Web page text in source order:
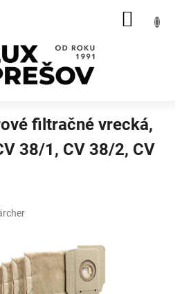
filtračné vrecká,
38/1, CV 38/2, CV